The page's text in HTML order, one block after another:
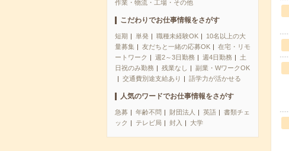
作業・物流・工場・その他
こだわりでお仕事情報をさがす
短期 単発 職種未経験OK
10名以上の大
量募集
友だちと一緒の応募OK
在宅・リモ
ートワーク
週2～3日勤務 週4日勤務
土
日祝のみ勤務
残業なし
副業・WワークOK
交通費別途支給あり
語学力が活かせる
人気のワードでお仕事情報をさがす
急募 年齢不問 財団法人 英語
書類チェ
ック
テレビ局 封入 大学